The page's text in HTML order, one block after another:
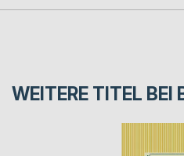
WEITERE TITEL BEI